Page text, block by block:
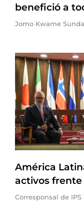
benefició a
Jomo Kwame
América
activos
Corresponsal de IPS